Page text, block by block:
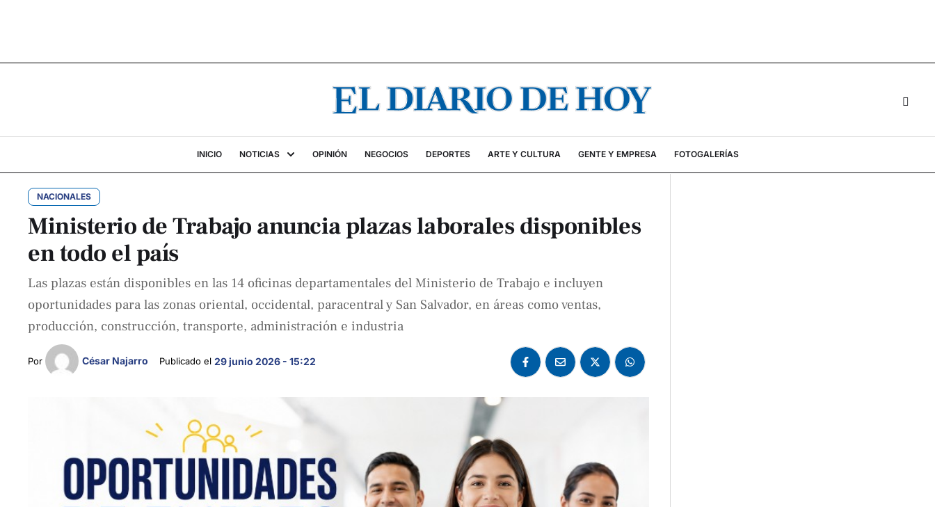
INICIO NOTICIAS OPINIÓN NEGOCIOS DEPORTES ARTE Y CULTURA GENTE Y EMPRESA FOTOGALERÍAS
NACIONALES
Ministerio de Trabajo anuncia plazas laborales disponibles
en todo el país
Las plazas están disponibles en las 14 oficinas departamentales del Ministerio de Trabajo e incluyen
oportunidades para las zonas oriental, occidental, paracentral y San Salvador, en áreas como ventas,
producción, construcción, transporte, administración e industria
Por César Najarro Publicado el 29 junio 2026 - 15:22